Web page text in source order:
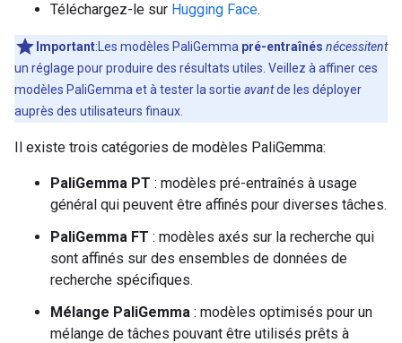
Téléchargez-le sur Hugging Face.
Important:Les modèles PaliGemma pré-entraînés nécessitent
un réglage pour produire des résultats utiles. Veillez à affiner ces
modèles PaliGemma et à tester la sortie avantde les déployer
auprès des utilisateurs finaux.
Il existe trois catégories de modèles PaliGemma:
PaliGemma PT : modèles pré-entraînés à usage
général qui peuvent être affinés pour diverses tâches.
PaliGemma FT : modèles axés sur la recherche qui
sont affinés sur des ensembles de données de
recherche spécifiques.
Mélange PaliGemma : modèles optimisés pour un
mélange de tâches pouvant être utilisés prêts à